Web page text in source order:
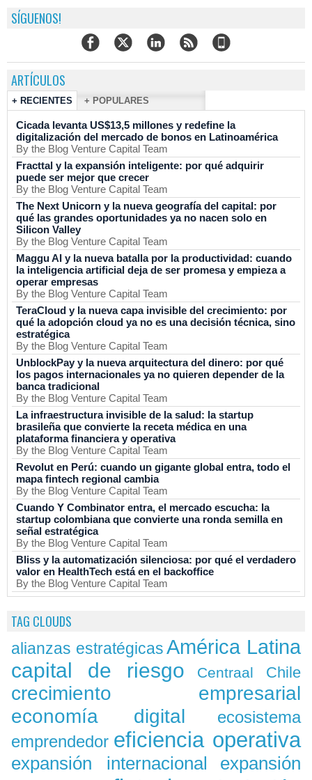
SÍGUENOS!
ARTÍCULOS
+ RECIENTES + POPULARES
Cicada levanta US$13,5 millones y redefine la
digitalización del mercado de bonos en Latinoamérica
By the Blog Venture Capital Team
Fracttal y la expansión inteligente: por qué adquirir
puede ser mejor que crecer
By the Blog Venture Capital Team
The Next Unicorn y la nueva geografía del capital: por
qué las grandes oportunidades ya no nacen solo en
Silicon Valley
By the Blog Venture Capital Team
Maggu AI y la nueva batalla por la productividad: cuando
la inteligencia artificial deja de ser promesa y empieza a
operar empresas
By the Blog Venture Capital Team
TeraCloud y la nueva capa invisible del crecimiento: por
qué la adopción cloud ya no es una decisión técnica, sino
estratégica
By the Blog Venture Capital Team
UnblockPay y la nueva arquitectura del dinero: por qué
los pagos internacionales ya no quieren depender de la
banca tradicional
By the Blog Venture Capital Team
La infraestructura invisible de la salud: la startup
brasileña que convierte la receta médica en una
plataforma financiera y operativa
By the Blog Venture Capital Team
Revolut en Perú: cuando un gigante global entra, todo el
mapa fintech regional cambia
By the Blog Venture Capital Team
Cuando Y Combinator entra, el mercado escucha: la
startup colombiana que convierte una ronda semilla en
señal estratégica
By the Blog Venture Capital Team
Bliss y la automatización silenciosa: por qué el verdadero
valor en HealthTech está en el backoffice
By the Blog Venture Capital Team
TAG CLOUDS
alianzas estratégicas América Latina
capital de riesgo Centraal Chile
crecimiento empresarial
economía digital
ecosistema
emprendedor eficiencia operativa
expansión internacional
expansión